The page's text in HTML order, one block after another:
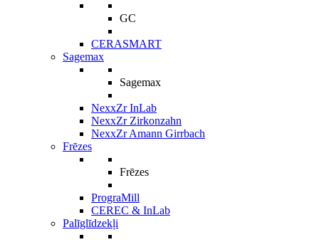
GC
CERASMART
Sagemax
Sagemax
NexxZr InLab
NexxZr Zirkonzahn
NexxZr Amann Girrbach
Frēzes
Frēzes
PrograMill
CEREC & InLab
Palīglīdzekļi